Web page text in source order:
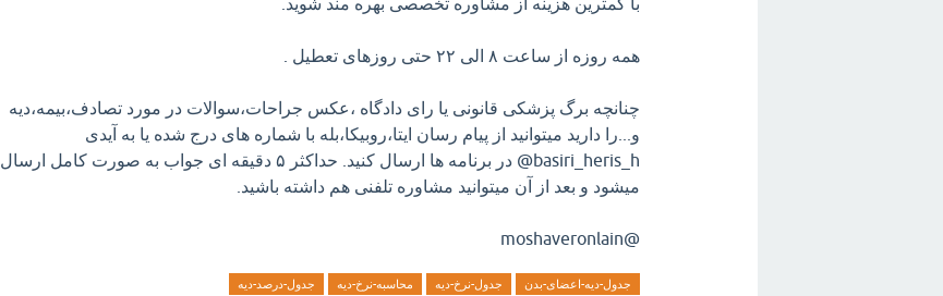
همه روزه از ساعت ۸ الی ۲۲ حتی روزهای تعطیل .
چنانچه برگ پزشکی قانونی یا رای دادگاه ،عکس جراحات،سوالات در مورد تصادف،بیمه،دیه
و...را دارید میتوانید از پیام رسان ایتا،روبیکا،بله با شماره های درج شده یا به آیدی
‎@basiri_heris_h در برنامه ها ارسال کنید. حداکثر ۵ دقیقه ای جواب به صورت کامل ارسال
میشود و بعد از آن میتوانید مشاوره تلفنی هم داشته باشید.
@moshaveronlain
جدول-دیه-اعضای-بدن جدول-نرخ-دیه محاسبه-نرخ-دیه جدول-درصد-دیه